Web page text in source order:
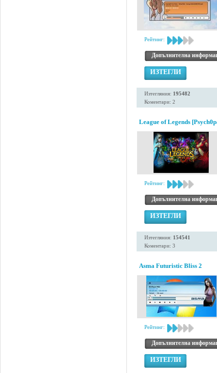
Рейтинг:
Допълнителна
ИЗТЕГЛИ
Изтегляния: 195482
Коментари: 2
League of Legends
Рейтинг:
Допълнителна
ИЗТЕГЛИ
Изтегляния: 154541
Коментари: 3
Asma Futuristic Bliss 2
Рейтинг:
Допълнителна
ИЗТЕГЛИ